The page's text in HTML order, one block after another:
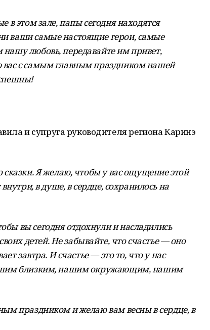
в этом зале, папы сегодня находятся
ваши самые настоящие герои, самые
любовь, передавайте им привет,
вас с самым главным праздником нашей
и супруга руководителя региона Каринэ
сказки. Я желаю, чтобы у вас ощущение этой
внутри, в душе, в сердце, сохранилось на
вы сегодня отдохнули и насладились
детей. Не забывайте, что счастье — оно
завтра. И счастье — это то, что у нас
близким, нашим окружающим, нашим
праздником и желаю вам весны в сердце, в